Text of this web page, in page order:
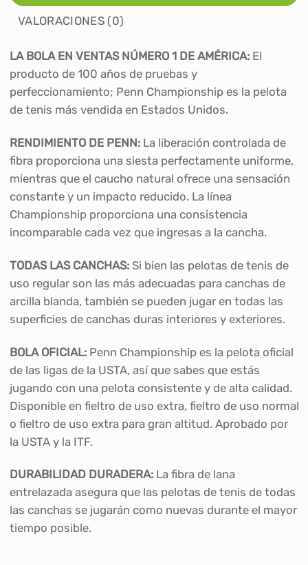
VALORACIONES (0)
LA BOLA EN VENTAS NÚMERO 1 DE AMÉRICA:El
producto de 100 años de pruebas y
perfeccionamiento; Penn Championship es la pelota
de tenis más vendida en Estados Unidos.
RENDIMIENTO DE PENN:La liberación controlada de
fibra proporciona una siesta perfectamente uniforme,
mientras que el caucho natural ofrece una sensación
constante y un impacto reducido. La línea
Championship proporciona una consistencia
incomparable cada vez que ingresas a la cancha.
TODAS LAS CANCHAS:Si bien las pelotas de tenis de
uso regular son las más adecuadas para canchas de
arcilla blanda, también se pueden jugar en todas las
superficies de canchas duras interiores y exteriores.
BOLA OFICIAL:Penn Championship es la pelota oficial
de las ligas de la USTA, así que sabes que estás
jugando con una pelota consistente y de alta calidad.
Disponible en fieltro de uso extra, fieltro de uso normal
o fieltro de uso extra para gran altitud. Aprobado por
la USTA y la ITF.
DURABILIDAD DURADERA:La fibra de lana
entrelazada asegura que las pelotas de tenis de todas
las canchas se jugarán como nuevas durante el mayor
tiempo posible.